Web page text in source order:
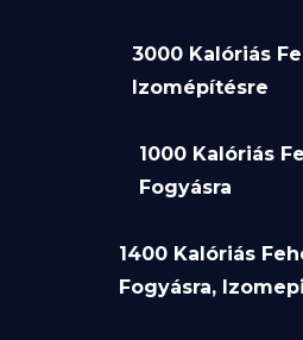
3000 Kalóriás
Izomépítésre
1000 Kalóriás
Fogyásra
1400 Kalóriás
Fogyásra,